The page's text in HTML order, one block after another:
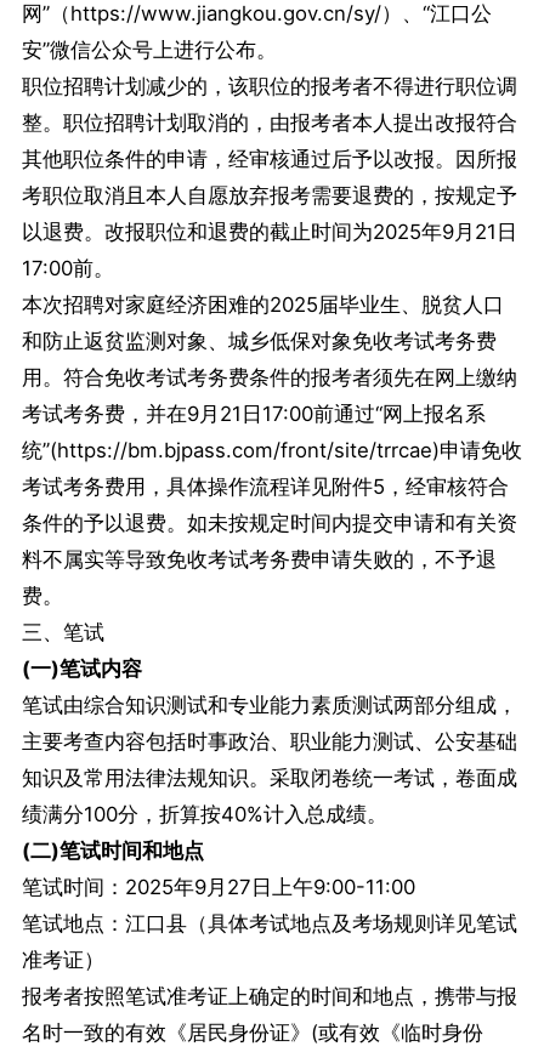
网”（https://www.jiangkou.gov.cn/sy/）、“江口公
安”微信公众号上进行公布。
职位招聘计划减少的，该职位的报考者不得进行职位调
整。职位招聘计划取消的，由报考者本人提出改报符合
其他职位条件的申请，经审核通过后予以改报。因所报
考职位取消且本人自愿放弃报考需要退费的，按规定予
以退费。改报职位和退费的截止时间为2025年9月21日
17:00前。
本次招聘对家庭经济困难的2025届毕业生、脱贫人口
和防止返贫监测对象、城乡低保对象免收考试考务费
用。符合免收考试考务费条件的报考者须先在网上缴纳
考试考务费，并在9月21日17:00前通过“网上报名系
统”(https://bm.bjpass.com/front/site/trrcae)申请免收
考试考务费用，具体操作流程详见附件5，经审核符合
条件的予以退费。如未按规定时间内提交申请和有关资
料不属实等导致免收考试考务费申请失败的，不予退
费。
三、笔试
(一)笔试内容
笔试由综合知识测试和专业能力素质测试两部分组成，
主要考查内容包括时事政治、职业能力测试、公安基础
知识及常用法律法规知识。采取闭卷统一考试，卷面成
绩满分100分，折算按40%计入总成绩。
(二)笔试时间和地点
笔试时间：2025年9月27日上午9:00-11:00
笔试地点：江口县（具体考试地点及考场规则详见笔试
准考证）
报考者按照笔试准考证上确定的时间和地点，携带与报
名时一致的有效《居民身份证》(或有效《临时身份